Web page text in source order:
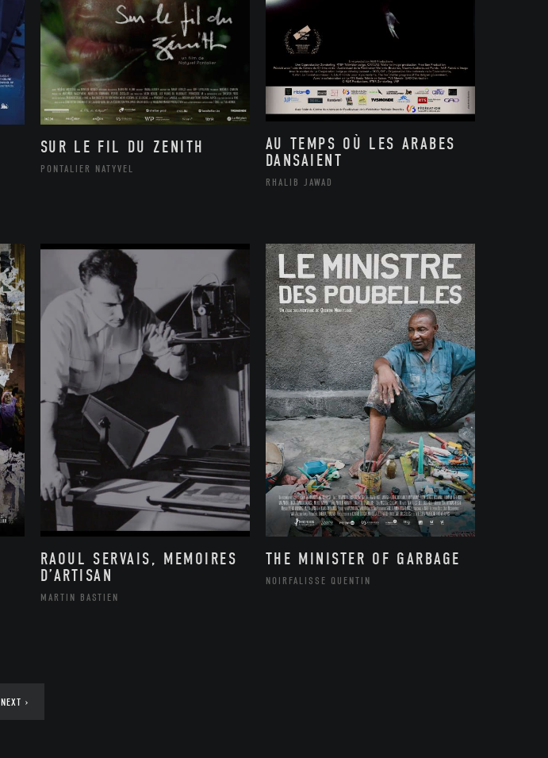
SUR LE FIL DU ZENITH
PONTALIER NATYVEL
AU TEMPS OÙ LES ARABES
DANSAIENT
RHALIB JAWAD
RAOUL SERVAIS, MEMOIRES
D’ARTISAN
MARTIN BASTIEN
THE MINISTER OF GARBAGE
NOIRFALISSE QUENTIN
NEXT ›